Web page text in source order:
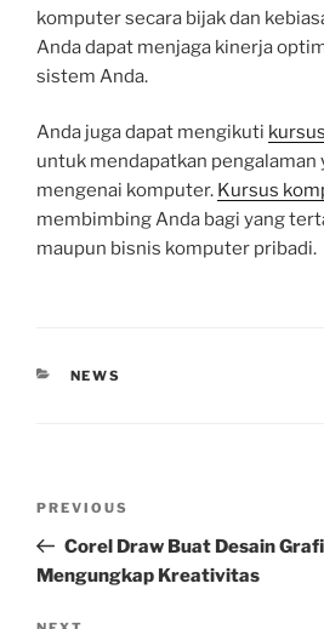
komputer secara bijak dan
Anda dapat menjaga kinerja
sistem Anda.
Anda juga dapat mengikuti
untuk mendapatkan pengalaman
mengenai komputer. Kursus
membimbing Anda bagi yang
maupun bisnis komputer pribadi.
CATEGORIES
NEWS
Previous
Post
PREVIOUS
Corel Draw Buat Desain
Mengungkap Kreativitas